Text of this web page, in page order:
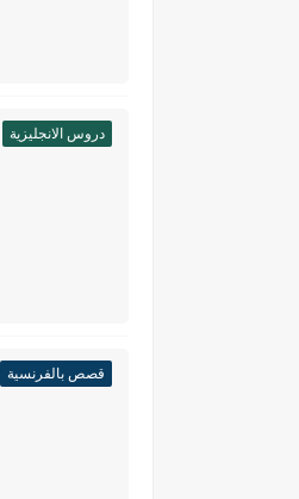
دروس الانجليزية
قصص بالفرنسية